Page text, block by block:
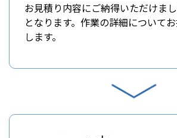
お見積り内容にご納得いただけま
となります。作業の詳細について
します。